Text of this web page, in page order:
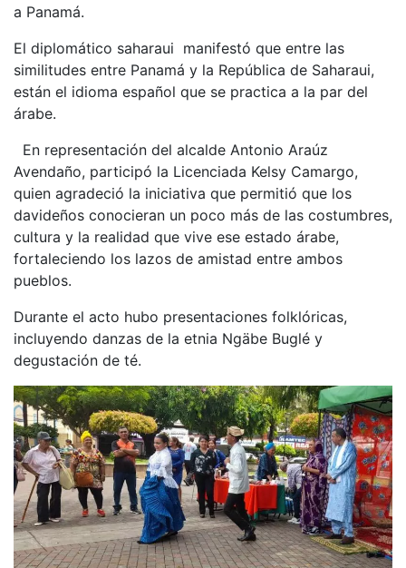
a Panamá.
El diplomático saharaui manifestó que entre las
similitudes entre Panamá y la República de Saharaui,
están el idioma español que se practica a la par del
árabe.
En representación del alcalde Antonio Araúz
Avendaño, participó la Licenciada Kelsy Camargo,
quien agradeció la iniciativa que permitió que los
davideños conocieran un poco más de las costumbres,
cultura y la realidad que vive ese estado árabe,
fortaleciendo los lazos de amistad entre ambos
pueblos.
Durante el acto hubo presentaciones folklóricas,
incluyendo danzas de la etnia Ngäbe Buglé y
degustación de té.